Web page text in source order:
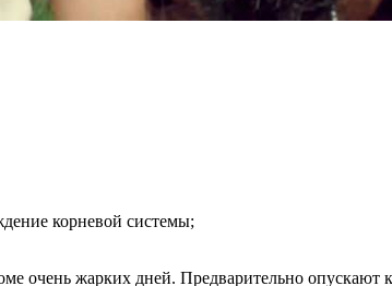
корневой системы;
очень жарких дней. Предварительно